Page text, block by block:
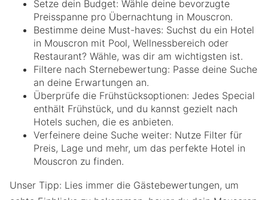
Setze dein Budget: Wähle deine bevorzugte
Preisspanne pro Übernachtung in Mouscron.
Bestimme deine Must-haves: Suchst du ein Hotel
in Mouscron mit Pool, Wellnessbereich oder
Restaurant? Wähle, was dir am wichtigsten ist.
Filtere nach Sternebewertung: Passe deine Suche
an deine Erwartungen an.
Überprüfe die Frühstücksoptionen: Jedes Special
enthält Frühstück, und du kannst gezielt nach
Hotels suchen, die es anbieten.
Verfeinere deine Suche weiter: Nutze Filter für
Preis, Lage und mehr, um das perfekte Hotel in
Mouscron zu finden.
Unser Tipp: Lies immer die Gästebewertungen, um